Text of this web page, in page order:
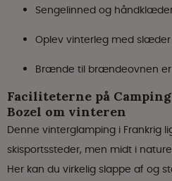
Sengelinned og
Oplev vinterleg med
Brænde til brændeovnen
Faciliteterne på
Bozel om vinteren
Denne vinterglamping i Frankrig
skisportssteder, men midt i
Her kan du virkelig slappe af og